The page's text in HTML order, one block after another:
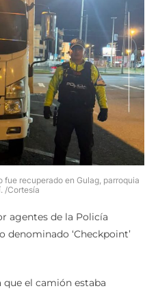
recuperado en Gulag, parroquia
/Cortesía
agentes de la Policía
denominado ‘Checkpoint’
el camión estaba